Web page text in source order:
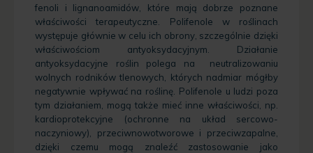
fenoli i lignanoamidów, które mają dobrze poznane
właściwości terapeutyczne. Polifenole w roślinach
występuje głównie w celu ich obrony, szczególnie dzięki
właściwościom antyoksydacyjnym. Działanie
antyoksydacyjne roślin polega na neutralizowaniu
wolnych rodników tlenowych, których nadmiar mógłby
negatywnie wpływać na roślinę. Polifenole u ludzi poza
tym działaniem, mogą także mieć inne właściwości, np.
kardioprotekcyjne (ochronne na układ sercowo-
naczyniowy), przeciwnowotworowe i przeciwzapalne,
dzięki czemu mogą znaleźć zastosowanie jako